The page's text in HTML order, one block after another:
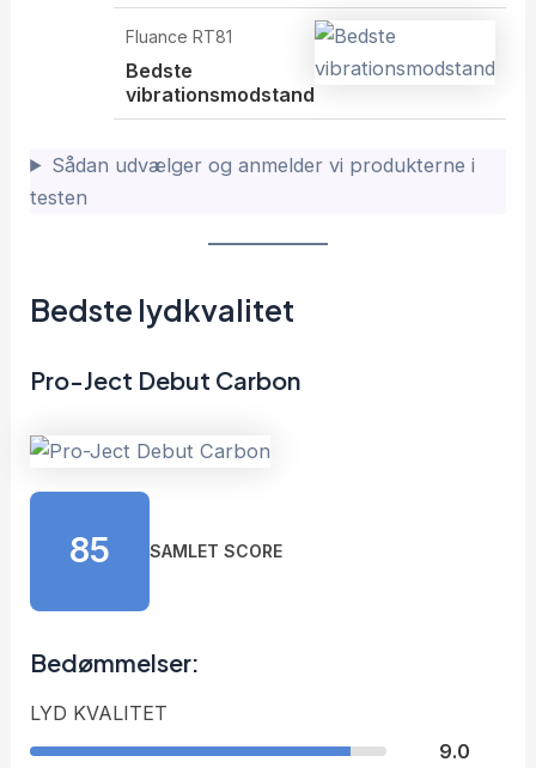
Fluance RT81
Bedste
vibrationsmodstand
Sådan udvælger og anmelder vi produkterne i
testen
Bedste lydkvalitet
Pro-Ject Debut Carbon
85 SAMLET SCORE
Bedømmelser:
LYD KVALITET
9.0